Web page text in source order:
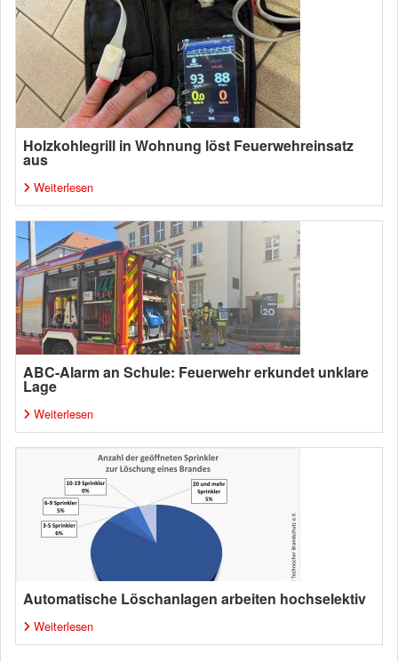
Holzkohlegrill in Wohnung löst Feuerwehreinsatz
aus
Weiterlesen
ABC-Alarm an Schule: Feuerwehr erkundet unklare
Lage
Weiterlesen
Automatische Löschanlagen arbeiten hochselektiv
Weiterlesen